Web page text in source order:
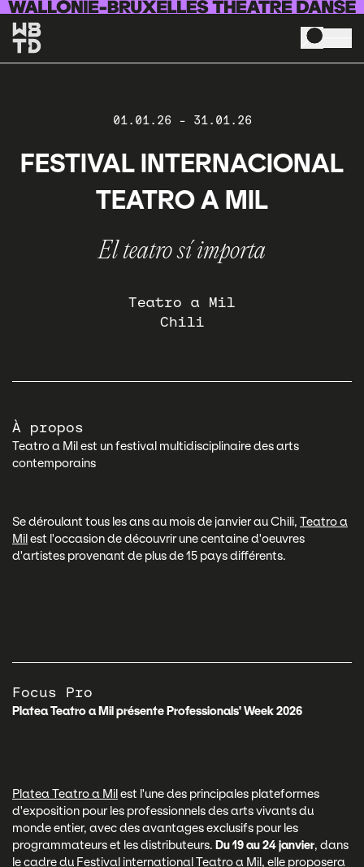
Skip to main content
01.01.26 - 31.01.26
FESTIVAL INTERNACIONAL
TEATRO A MIL
El teatro sí importa
Teatro a Mil
Chili
À propos
Teatro a Mil est un festival multidisciplinaire des arts
contemporains
Se déroulant tous les ans au mois de janvier au Chili, Teatro a
Mil est l'occasion de découvrir une centaine d'oeuvres
d'artistes provenant de plus de 15 pays différents.
Focus Pro
Platea Teatro a Mil présente Professionals' Week 2026
Platea Teatro a Mil est l'une des principales plateformes
d'exposition pour les professionnels des arts vivants du
monde entier, avec des avantages exclusifs pour les
programmateurs et les distributeurs. Du 19 au 24 janvier, dans
le cadre du Festival international Teatro a Mil, elle proposera